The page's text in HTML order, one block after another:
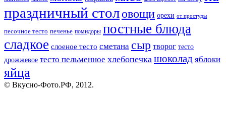
праздничный столовощи орехи от простуды
песочное тесто печенье помидоры постные блюда
сладкое слоеное тесто сметана сыр творог тесто
дрожжевое тесто пельменное хлебопечка шоколад яблоки
яйца
© Вкусно-Фото.РФ, 2012.